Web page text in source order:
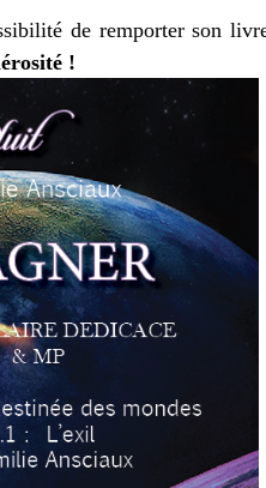
de remporter son
!